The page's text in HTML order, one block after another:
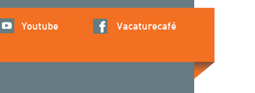
Youtube Vacaturecafé